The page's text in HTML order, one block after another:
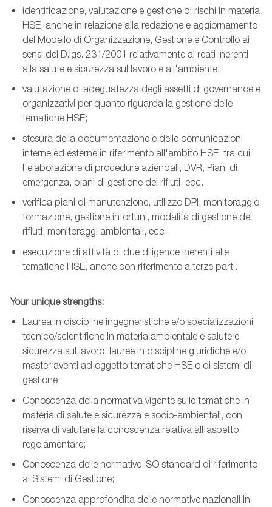
identificazione, valutazione e gestione di rischi in materia
HSE, anche in relazione alla redazione e aggiornamento
del Modello di Organizzazione, Gestione e Controllo ai
sensi del D.lgs. 231/2001 relativamente ai reati inerenti
alla salute e sicurezza sul lavoro e all'ambiente;
valutazione di adeguatezza degli assetti di governance e
organizzativi per quanto riguarda la gestione delle
tematiche HSE;
stesura della documentazione e delle comunicazioni
interne ed esterne in riferimento all'ambito HSE, tra cui
l'elaborazione di procedure aziendali, DVR, Piani di
emergenza, piani di gestione dei rifiuti, ecc.
verifica piani di manutenzione, utilizzo DPI, monitoraggio
formazione, gestione infortuni, modalità di gestione dei
rifiuti, monitoraggi ambientali, ecc.
esecuzione di attività di due diligence inerenti alle
tematiche HSE, anche con riferimento a terze parti.
Your unique strengths:
Laurea in discipline ingegneristiche e/o specializzazioni
tecnico/scientifiche in materia ambientale e salute e
sicurezza sul lavoro, lauree in discipline giuridiche e/o
master aventi ad oggetto tematiche HSE o di sistemi di
gestione
Conoscenza della normativa vigente sulle tematiche in
materia di salute e sicurezza e socio-ambientali, con
riserva di valutare la conoscenza relativa all'aspetto
regolamentare;
Conoscenza delle normative ISO standard di riferimento
ai Sistemi di Gestione;
Conoscenza approfondita delle normative nazionali in